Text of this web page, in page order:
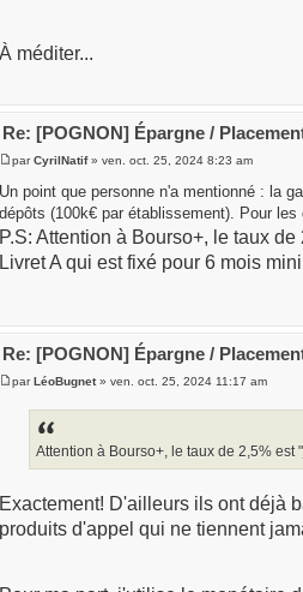
À méditer...
Re: [POGNON] Épargne /
parCyrilNatif» ven. oct. 25, 2024 8:23 am
Un point que personne n'a mentionné : la
dépôts (100k€ par établissement). Pour
P.S: Attention à Bourso+, le taux
Livret A qui est fixé pour 6 mois
Re: [POGNON] Épargne /
parLéoBugnet» ven. oct. 25, 2024 11:17 am
Attention à Bourso+, le taux de 2,5% est
Exactement! D'ailleurs ils ont déjà
produits d'appel qui ne tiennent